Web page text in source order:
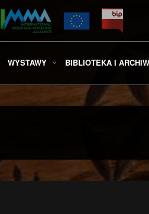
WYSTAWY BIBLIOTEKA I